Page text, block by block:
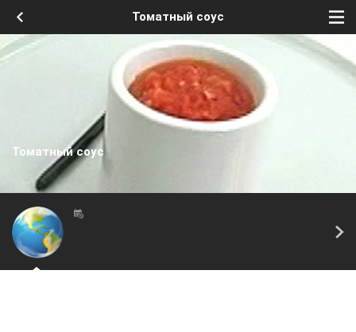
Томатный соус
Томатный соус